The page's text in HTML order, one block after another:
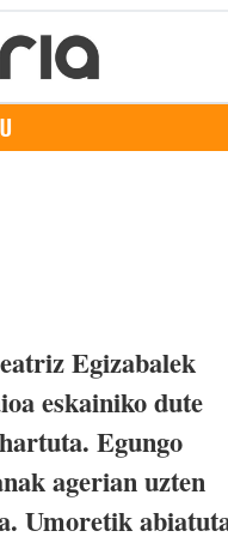
Egizabalek
eskainiko dute
Egungo
agerian uzten
Umoretik